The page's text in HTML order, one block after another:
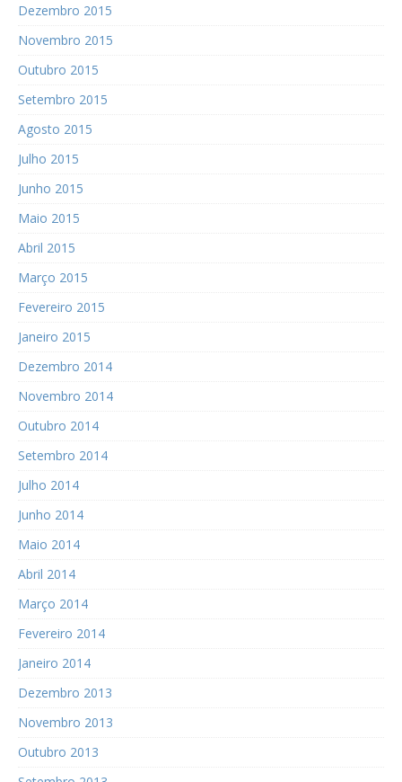
Dezembro 2015
Novembro 2015
Outubro 2015
Setembro 2015
Agosto 2015
Julho 2015
Junho 2015
Maio 2015
Abril 2015
Março 2015
Fevereiro 2015
Janeiro 2015
Dezembro 2014
Novembro 2014
Outubro 2014
Setembro 2014
Julho 2014
Junho 2014
Maio 2014
Abril 2014
Março 2014
Fevereiro 2014
Janeiro 2014
Dezembro 2013
Novembro 2013
Outubro 2013